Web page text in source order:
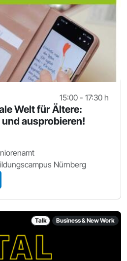
15:00 - 17:30 h
Welt für Ältere:
ausprobieren!
Nürnberg
Talk Business & New Work